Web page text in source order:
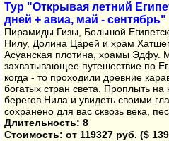
Тур "Открывая летний
дней + авиа, май - сентябрь"
Пирамиды Гизы, Большой
Нилу, Долина Царей и храм
Асуанская плотина, храмы Эдфу.
захватывающее путешествие по
когда - то проходили древние
богатых стран света. Проплыть
берегов Нила и увидеть своими
сохранено для вас сквозь века,
Длительность: 8
Стоимость: от 119327 руб. ($